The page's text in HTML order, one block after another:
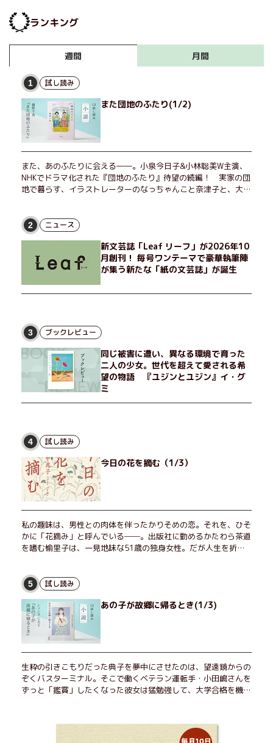
ランキング
週間 月間
1 試し読み
また団地のふたり(1/2)
また、あのふたりに会える――。小泉今日子&小林聡美W主演、
NHKでドラマ化された『団地のふたり』待望の続編！ 実家の団
地で暮らす、イラストレーターのなっちゃんこと奈津子と、大学
げたり、部屋でふたりだけの「台湾映画祭」を催したり。50代
独身、幼なじみの変わらぬ友情とささやかな幸せの日々を描く。
2 ニュース
新文芸誌「Leaf リーフ」が2026年10
月創刊！ 毎号ワンテーマで豪華執筆陣
が集う新たな「紙の文芸誌」が誕生
3 ブックレビュー
同じ被害に遭い、異なる環境で育った
二人の少女。世代を超えて愛される希
望の物語 『ユジンとユジン』イ・グ
ミ
4 試し読み
今日の花を摘む（1/3）
私の趣味は、男性との肉体を伴ったかりそめの恋。それを、ひそ
かに「花摘み」と呼んでいる──。出版社に勤めるかたわら茶道
を嗜む愉里子は、一見地味な51歳の独身女性。だが人生を折り
せる男が現れた。茶の湯の粋人、70歳の万江島だ。だが彼に
は、ある秘密があった……。自分の心と身体を偽らない女たちの
姿と、その連帯を描く。赤裸々にして切実な、セクシュアリティ
をめぐる物語。
5 試し読み
あの子が故郷に帰るとき(1/3)
生粋の引きこもりだった典子を夢中にさせたのは、望遠鏡からの
ぞくバスターミナル。そこで働くベテラン運転手・小田嶋さんを
ずっと「鑑賞」したくなった彼女は猛勉強して、大学合格を機に
る！ 地元が恋しくなったとき、どこか遠くへ逃げたいときは読
んで下さい。孤独を愛する人のお守りになる、くすっと、うるっ